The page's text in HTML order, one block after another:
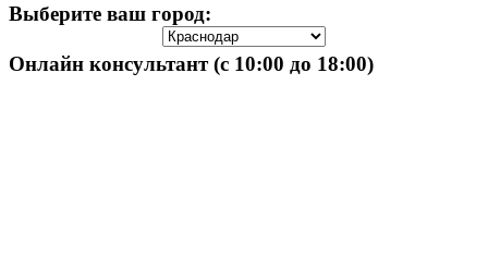
Выберите ваш город:
Онлайн консультант (с 10:00 до 18:00)